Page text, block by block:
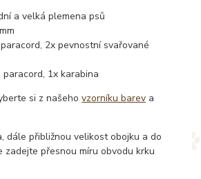
a velká plemena psů
2x pevnostní svařované
1x karabina
si z našehovzorníku barev a
dále přibližnou velikost obojku a do
zadejte přesnou míru obvodu krku